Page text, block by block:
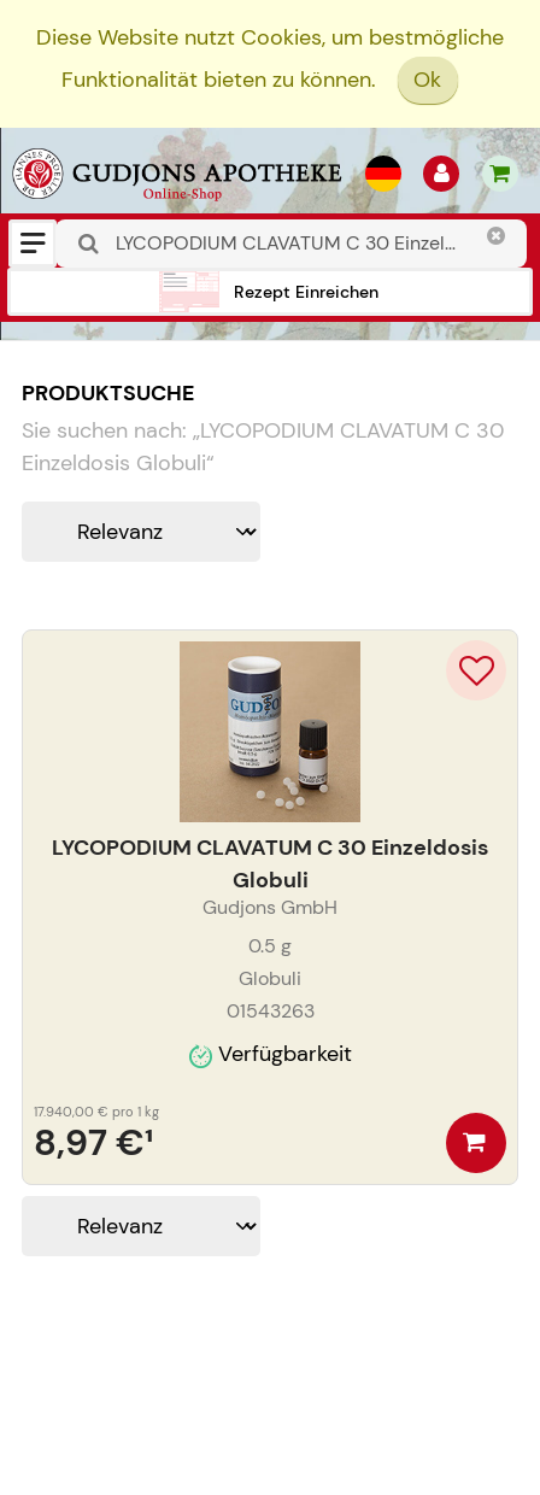
Diese Website nutzt Cookies, um bestmögliche
Funktionalität bieten zu können.
Ok
Rezept Einreichen
PRODUKTSUCHE
Sie suchen nach: „LYCOPODIUM CLAVATUM C 30
Einzeldosis Globuli“
LYCOPODIUM CLAVATUM C 30 Einzeldosis
Globuli
Gudjons GmbH
0.5 g
Globuli
01543263
Verfügbarkeit
8,97 €¹
17.940,00 € pro 1 kg